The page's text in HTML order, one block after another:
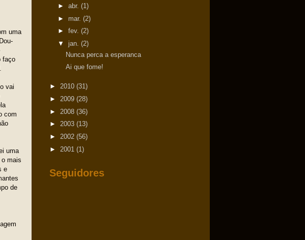
uma
faço
vai
com
uma
mais
e
de
► abr. (1)
► mar. (2)
► fev. (2)
▼ jan. (2)
Nunca perca a esperanca
Ai que fome!
► 2010 (31)
► 2009 (28)
► 2008 (36)
► 2003 (13)
► 2002 (56)
► 2001 (1)
Seguidores